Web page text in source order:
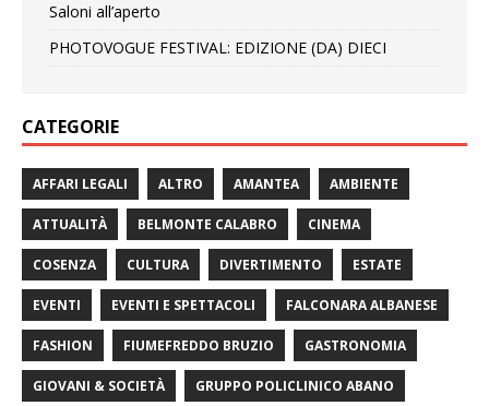
Saloni all’aperto
PHOTOVOGUE FESTIVAL: EDIZIONE (DA) DIECI
CATEGORIE
AFFARI LEGALI ALTRO AMANTEA AMBIENTE
ATTUALITÀ BELMONTE CALABRO CINEMA
COSENZA CULTURA DIVERTIMENTO ESTATE
EVENTI EVENTI E SPETTACOLI FALCONARA ALBANESE
FASHION FIUMEFREDDO BRUZIO GASTRONOMIA
GIOVANI & SOCIETÀ GRUPPO POLICLINICO ABANO